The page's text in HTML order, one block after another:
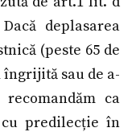
deplasarea
(peste 65 de
îngrijită sau de a-
ca
cu predilecție în